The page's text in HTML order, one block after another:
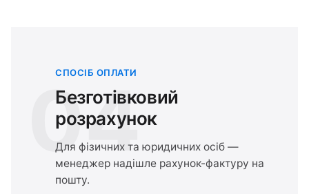
04
СПОСІБ ОПЛАТИ
Безготівковий
розрахунок
Для фізичних та юридичних осіб —
менеджер надішле рахунок-фактуру на
пошту.